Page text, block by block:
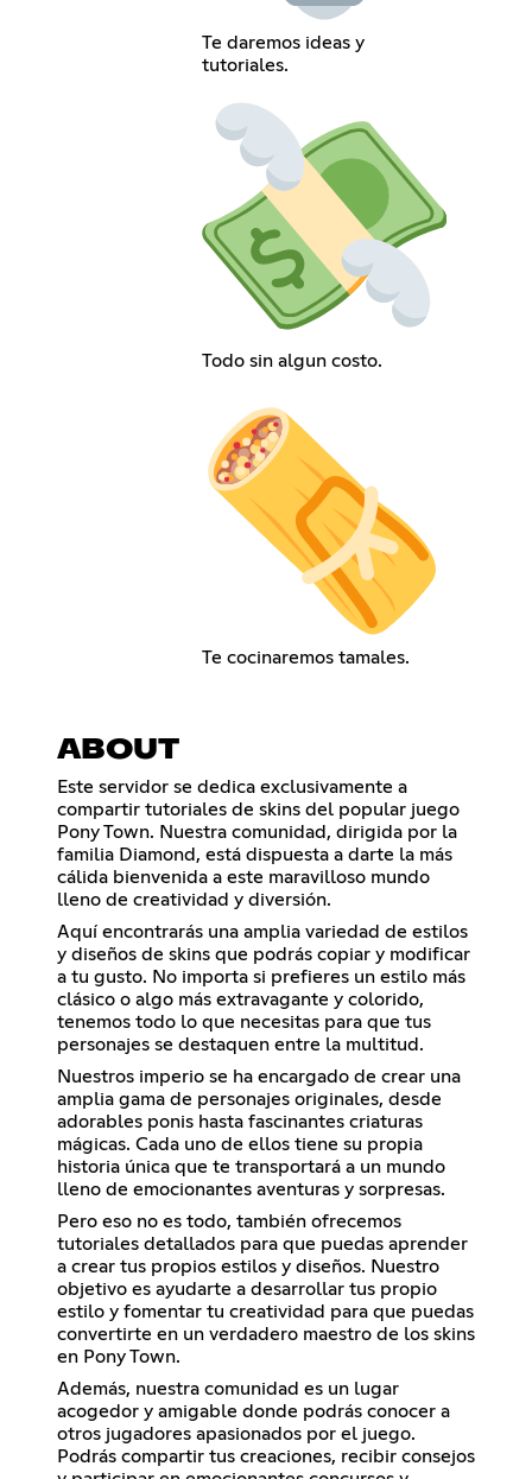
Te daremos ideas y
tutoriales.
Todo sin algun costo.
Te cocinaremos tamales.
ABOUT
Este servidor se dedica exclusivamente a
compartir tutoriales de skins del popular juego
Pony Town. Nuestra comunidad, dirigida por la
familia Diamond, está dispuesta a darte la más
cálida bienvenida a este maravilloso mundo
lleno de creatividad y diversión.
Aquí encontrarás una amplia variedad de estilos
y diseños de skins que podrás copiar y modificar
a tu gusto. No importa si prefieres un estilo más
clásico o algo más extravagante y colorido,
tenemos todo lo que necesitas para que tus
personajes se destaquen entre la multitud.
Nuestros imperio se ha encargado de crear una
amplia gama de personajes originales, desde
adorables ponis hasta fascinantes criaturas
mágicas. Cada uno de ellos tiene su propia
historia única que te transportará a un mundo
lleno de emocionantes aventuras y sorpresas.
Pero eso no es todo, también ofrecemos
tutoriales detallados para que puedas aprender
a crear tus propios estilos y diseños. Nuestro
objetivo es ayudarte a desarrollar tus propio
estilo y fomentar tu creatividad para que puedas
convertirte en un verdadero maestro de los skins
en Pony Town.
Además, nuestra comunidad es un lugar
acogedor y amigable donde podrás conocer a
otros jugadores apasionados por el juego.
Podrás compartir tus creaciones, recibir consejos